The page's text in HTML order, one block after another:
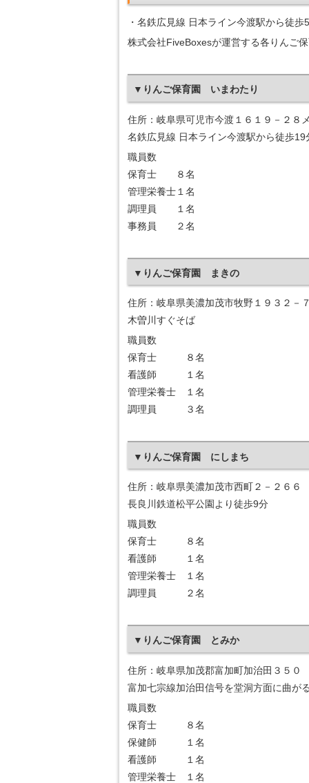
・名鉄広見線 日本ライン今渡駅から徒歩
株式会社FiveBoxesが運営する各りんご保
▼りんご保育園 いまわたり
住所：岐阜県可児市今渡１６１９－２８
名鉄広見線 日本ライン今渡駅から徒歩19
職員数
保育士 ８名
管理栄養士１名
調理員 １名
事務員 ２名
▼りんご保育園 まきの
住所：岐阜県美濃加茂市牧野１９３２－
木曽川すぐそば
職員数
保育士 ８名
看護師 １名
管理栄養士 １名
調理員 ３名
▼りんご保育園 にしまち
住所：岐阜県美濃加茂市西町２－２６６
長良川鉄道松平公園より徒歩9分
職員数
保育士 ８名
看護師 １名
管理栄養士 １名
調理員 ２名
▼りんご保育園 とみか
住所：岐阜県加茂郡富加町加治田３５０
富加七宗線加治田信号を堂洞方面に曲がる
職員数
保育士 ８名
保健師 １名
看護師 １名
管理栄養士 １名